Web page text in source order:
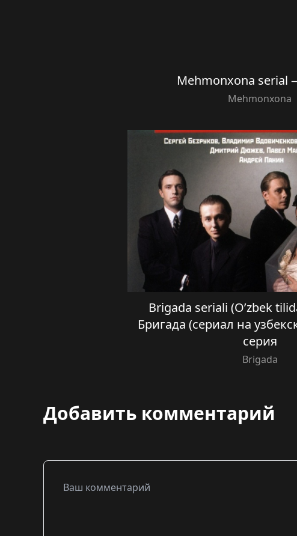
Mehmonxona serial
Mehmonxona
Brigada seriali (O’zbek
Бригада (сериал на
серия
Brigada
Добавить комментарий